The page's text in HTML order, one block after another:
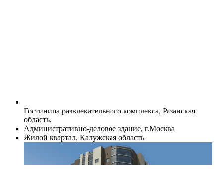
Гостиница развлекательного комплекса, Рязанская
область.
Административно-деловое здание, г.Москва
Жилой квартал, Калужская область